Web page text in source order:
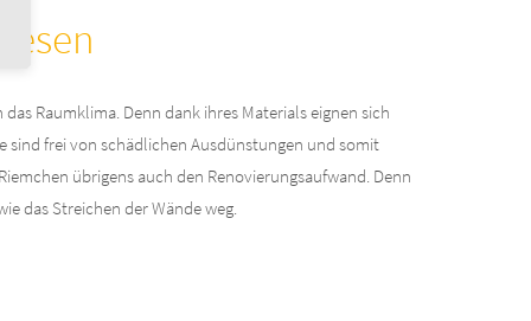
Raumklima. Denn dank ihres Materials eignen sich
sind frei von schädlichen Ausdünstungen und somit
übrigens auch den Renovierungsaufwand. Denn
das Streichen der Wände weg.